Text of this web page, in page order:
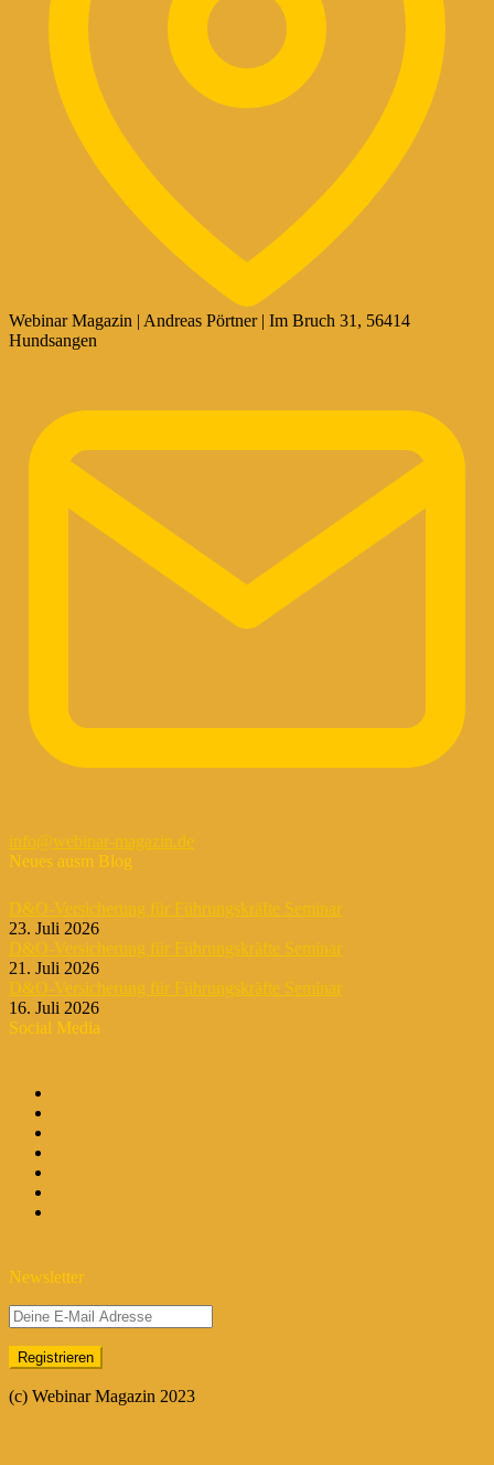
Webinar Magazin | Andreas Pörtner | Im Bruch 31, 56414
Hundsangen
info@webinar-magazin.de
Neues ausm Blog
D&O-Versicherung für Führungskräfte Seminar
23. Juli 2026
D&O-Versicherung für Führungskräfte Seminar
21. Juli 2026
D&O-Versicherung für Führungskräfte Seminar
16. Juli 2026
Social Media
Newsletter
(c) Webinar Magazin 2023